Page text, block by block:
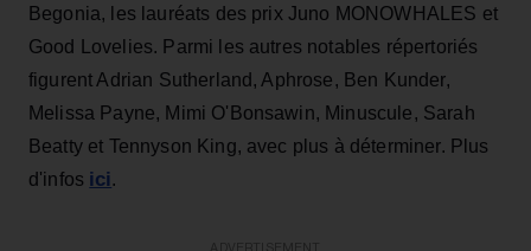
Begonia, les lauréats des prix Juno MONOWHALES et
Good Lovelies. Parmi les autres notables répertoriés
figurent Adrian Sutherland, Aphrose, Ben Kunder,
Melissa Payne, Mimi O'Bonsawin, Minuscule, Sarah
Beatty et Tennyson King, avec plus à déterminer. Plus
d'infos ici.